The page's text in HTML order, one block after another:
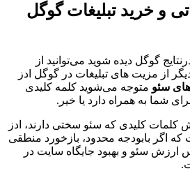
و خرید تبلیغات گوگل
گوگل دیده شوید می‌توانید از
از مزیت های تبلیغات در گوگل ادز
های سئو متوجه می‌شوید کلمه کلیدی
شما به همراه دارد یا خیر.
کلمات کلیدی که سئو سختی دارند، ادز
که اگر بابودجه محدود، بازخورد منطقی
ارزش سئو و بهبود جایگاه سایت در